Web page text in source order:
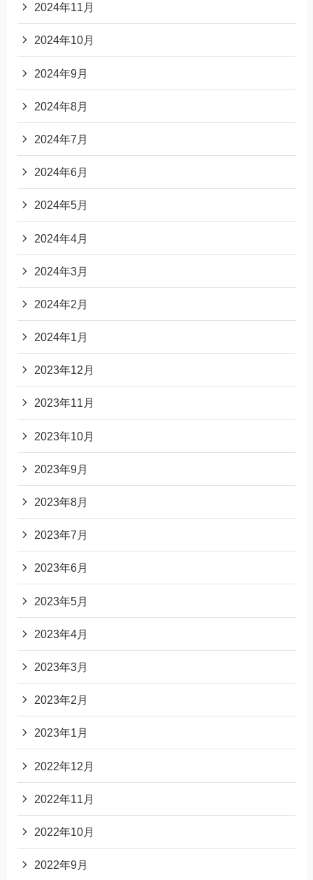
2024年11月
2024年10月
2024年9月
2024年8月
2024年7月
2024年6月
2024年5月
2024年4月
2024年3月
2024年2月
2024年1月
2023年12月
2023年11月
2023年10月
2023年9月
2023年8月
2023年7月
2023年6月
2023年5月
2023年4月
2023年3月
2023年2月
2023年1月
2022年12月
2022年11月
2022年10月
2022年9月